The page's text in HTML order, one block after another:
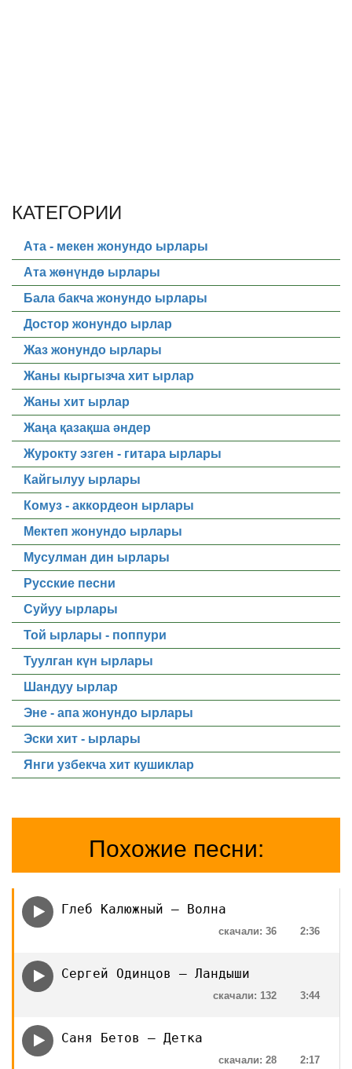
КАТЕГОРИИ
Ата - мекен жонундо ырлары
Ата жөнүндө ырлары
Бала бакча жонундо ырлары
Достор жонундо ырлар
Жаз жонундо ырлары
Жаны кыргызча хит ырлар
Жаны хит ырлар
Жаңа қазақша әндер
Журокту эзген - гитара ырлары
Кайгылуу ырлары
Комуз - аккордеон ырлары
Мектеп жонундо ырлары
Мусулман дин ырлары
Русские песни
Суйуу ырлары
Той ырлары - поппури
Туулган күн ырлары
Шандуу ырлар
Эне - апа жонундо ырлары
Эски хит - ырлары
Янги узбекча хит кушиклар
Похожие песни:
Глеб Калюжный — Волна
2:36
скачали: 36
Сергей Одинцов — Ландыши
3:44
скачали: 132
Саня Бетов — Детка
2:17
скачали: 28